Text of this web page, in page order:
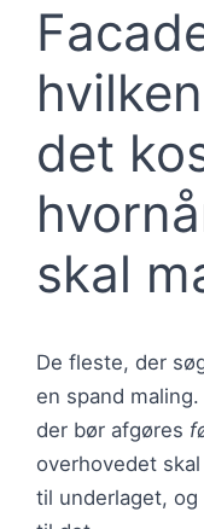
det
skal
De fleste, der
en spand
der bør afgøres
overhovedet
til underlaget,